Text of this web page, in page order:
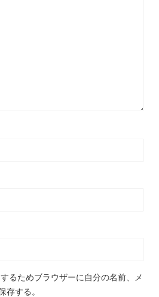
るためブラウザーに自分の名前、メ
存する。